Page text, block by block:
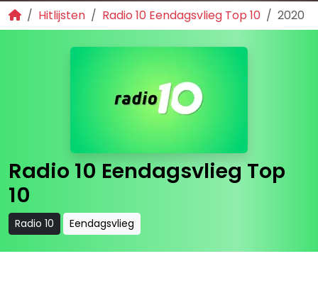
Hitlijsten Radio 10 Eendagsvlieg Top 10 2020
Radio 10 Eendagsvlieg Top
10
Radio 10 Eendagsvlieg